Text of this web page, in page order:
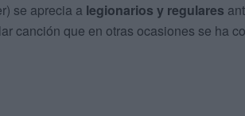
se aprecia a legionarios y regulares
canción que en otras ocasiones se ha